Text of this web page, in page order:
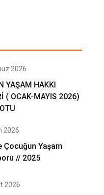
2026
YAŞAM HAKKI
( OCAK-MAYIS 2026)
2026
Çocuğun Yaşam
// 2025
2026